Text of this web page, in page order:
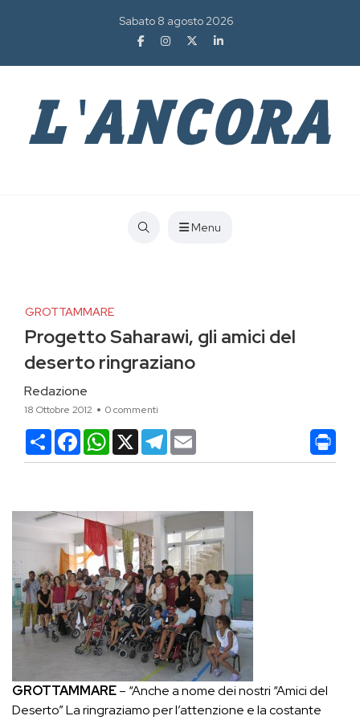
Sabato 8 agosto 2026
Menu
GROTTAMMARE
Progetto Saharawi, gli amici del
deserto ringraziano
Redazione
18 Ottobre 2012 0 commenti
CondividiFacebookWhatsApp
X Telegram
GROTTAMMARE– “Anche a nome dei nostri “Amici del
Deserto” La ringraziamo per l’attenzione e la costante